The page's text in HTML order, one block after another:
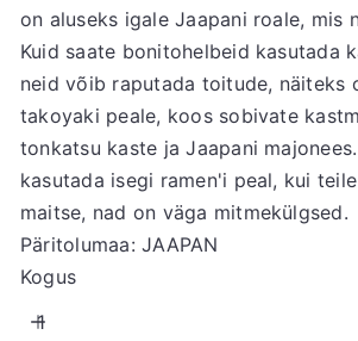
on aluseks igale Jaapani roale, mis
Kuid saate bonitohelbeid kasutada
neid võib raputada toitude, näiteks
takoyaki peale, koos sobivate
tonkatsu kaste ja Jaapani
kasutada isegi ramen'i peal, kui
maitse, nad on väga mitmekülgsed.
Päritolumaa: JAAPAN
Kogus